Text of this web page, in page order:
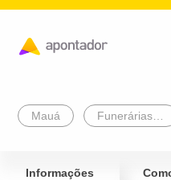
Mauá
Informações